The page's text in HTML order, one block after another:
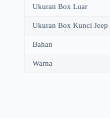
Ukuran Box Luar
Ukuran Box Kunci Jeep
Bahan
Warna